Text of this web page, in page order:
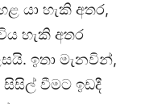
යා හැකි අතර,
හැකි අතර
ඉතා මැනවින්,
වීමට ඉඩදී